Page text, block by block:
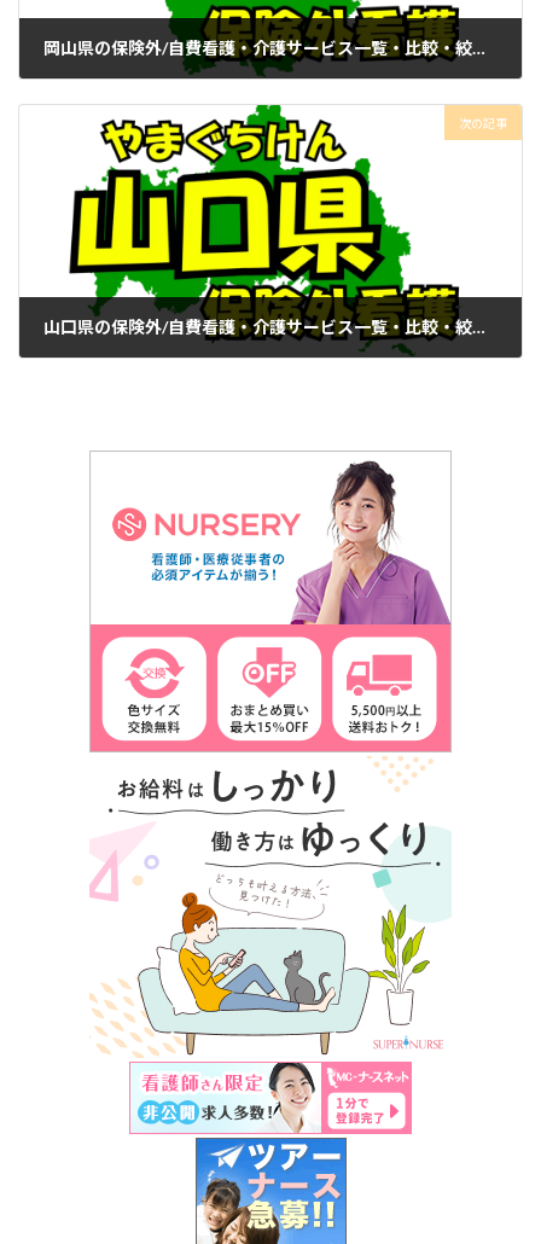
岡山県の保険外/自費看護・介護サービス一覧・比較・絞り込み検索
次の記事
山口県の保険外/自費看護・介護サービス一覧・比較・絞り込み検索